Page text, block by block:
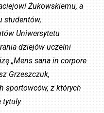
Żukowskiemu, a
studentów,
Uniwersytetu
dziejów uczelni
„Mens sana in corpore
Grzeszczuk,
sportowców, z których